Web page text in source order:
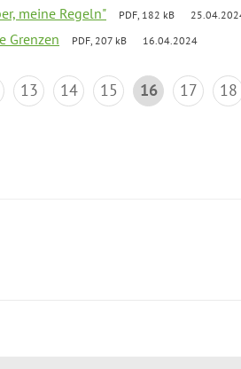
meine Regeln" PDF, 182 kB
Grenzen PDF, 207 kB 16.04.2024
13 14 15 16 17 18